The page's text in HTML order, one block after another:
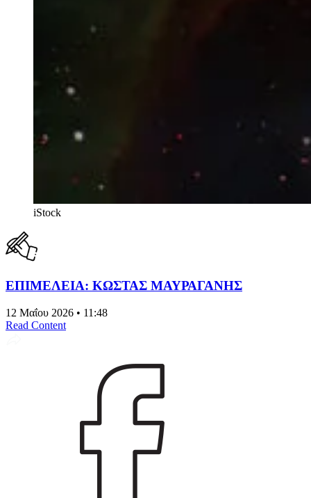
iStock
ΕΠΙΜΕΛΕΙΑ: ΚΩΣΤΑΣ ΜΑΥΡΑΓΑΝΗΣ
12 Μαΐου 2026 • 11:48
Read Content